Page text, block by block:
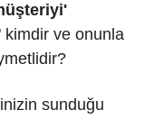
kimdir ve onunla
sunduğu